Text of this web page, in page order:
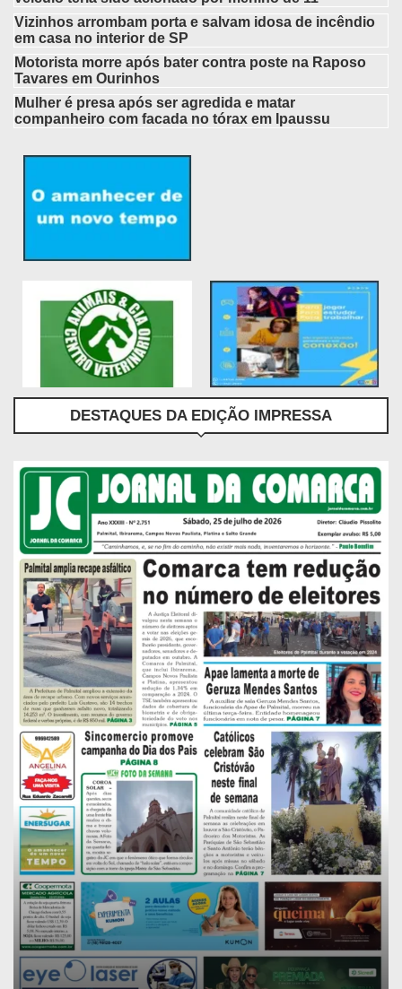
Vizinhos arrombam porta e salvam idosa de incêndio
em casa no interior de SP
Motorista morre após bater contra poste na Raposo
Tavares em Ourinhos
Mulher é presa após ser agredida e matar
companheiro com facada no tórax em Ipaussu
DESTAQUES DA EDIÇÃO IMPRESSA